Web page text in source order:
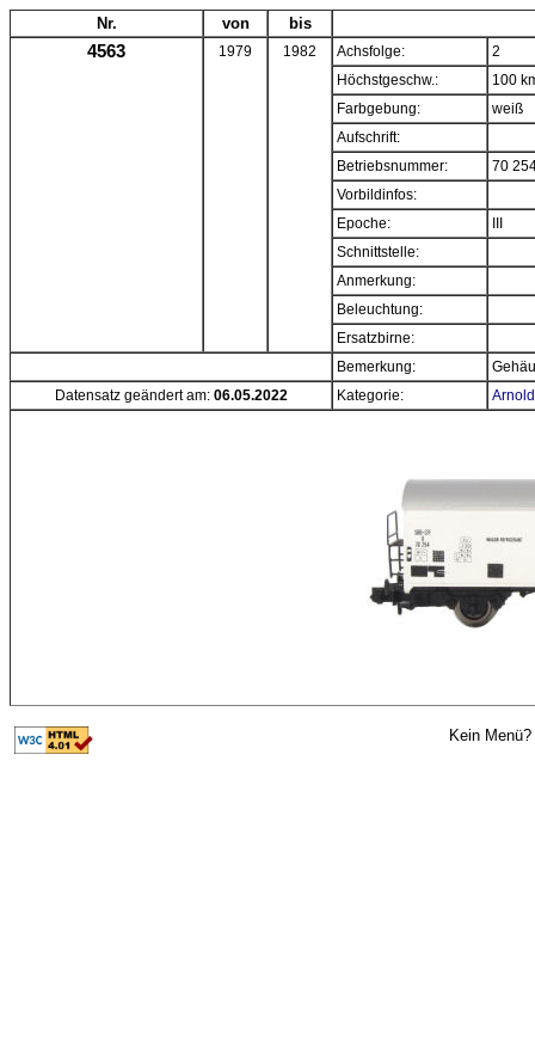
Nr. von bis
4563 1979 1982 Achsfolge:
2
Höchstgeschw.:
100
Farbgebung:
weiß
Aufschrift:
Betriebsnummer:
70
Vorbildinfos:
Epoche:
Schnittstelle:
Anmerkung:
Beleuchtung:
Ersatzbirne:
Bemerkung:
Datensatz geändert am: 06.05.2022 Kategorie:
Kein